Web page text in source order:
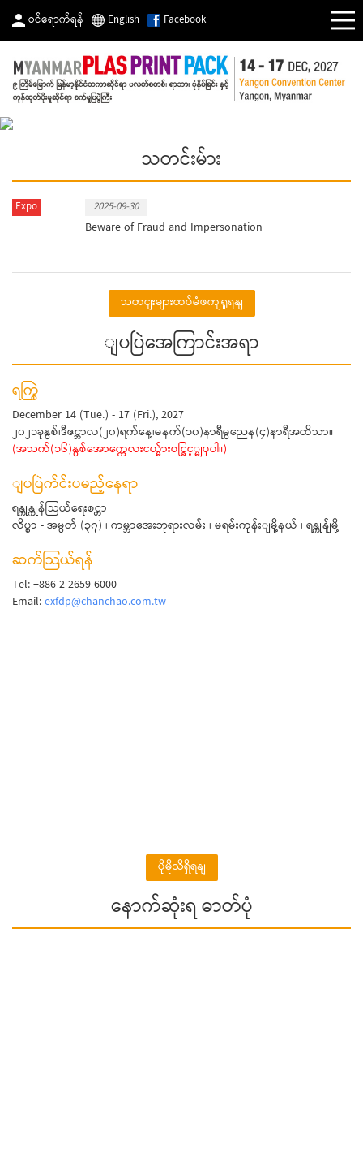
ဝင်ရောက်ရန် English Facebook
သတင်းမ်ား
Expo 2025-09-30
Beware of Fraud and Impersonation
သတငျးများထပ်မံဖကျရှုရနျ
ျပပြဲအေကြာင်းအရာ
ရက္စြဲ
December 14 (Tue.) - 17 (Fri.), 2027
၂၀၂၁ခုနွစ်၊ဒီဇင္ဘာလ(၂၀)ရက်နေ့၊မနက်(၁၀)နာရီမွညေန(၄)နာရီအထိသာ။
(အသက်(၁၆)နွစ်အောက္ကေလးငယ္မ်ားဝင္ခြင့္မျပုပါ။)
ျပပြဲက်င်းပမည့်နေရာ
ရန္ကုန္ကုန်သြယ်ရေးစင္တာ
လိပ္စာ - အမွတ် (၃၇) ၊ ကမ္ဘာအေးဘုရားလမ်း ၊ မရမ်းကုန်းျမို့နယ် ၊ ရန္ကုန်ျမို့
ဆက်သြယ်ရန်
Tel: +886-2-2659-6000
Email:exfdp@chanchao.com.tw
ပိုမိုသိရှိရနျ
နောက်ဆုံးရ ဓာတ်ပုံ